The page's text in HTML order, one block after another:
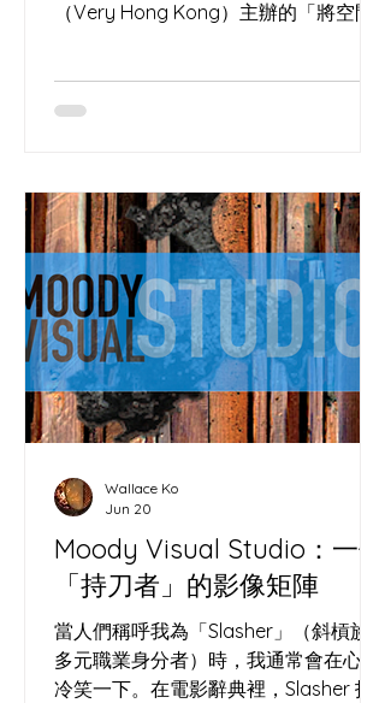
（Very Hong Kong）主辦的「將空間
Placemaking Convention）。 這場活
窗口巷 Window Alley 空間與酸種的玄
學：大館石階上的微氣候 一個烤麵包
的，為何跑去聽城市空間改造？ 因為做
酸種麵包（Sourdough）和地方營造
（Placemaking）本質上是同一門玄
學。沒有酵母的麵團只是死氣沉沉的死
麵；沒有人互動的鋼筋水泥，也只不過
是巨型墳場。 ( IMAGE ) 看看大館的洗
衣場石階。主辦方沒有砸重金裝潢，僅
用回收木箱、坐墊與幾盆植物，就像撒
下了一把高活性的酵母，瞬間改變了這
冰冷過道的「微氣候」。原本匆忙的香
港人竟然願意停下腳步，讓「過道」發
酵成了「聚腳點」。 把荒廢角落轉化為
社區心臟，就像我們在處理高水合
（High Hydration）麵團——
Moody Visual Studio：一個
「持刀者」的影像矩陣
當人們稱呼我為「Slasher」（斜槓族 /
多元職業身分者）時，我通常會在心裡
冷笑一下。在電影辭典裡，Slasher 指
Wallace Ko
Jun 20